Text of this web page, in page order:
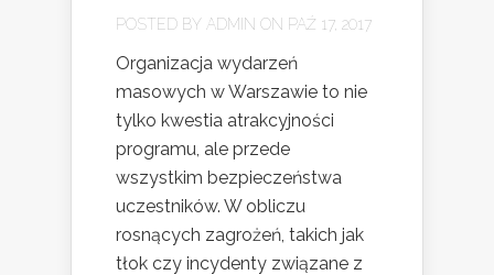
POSTED BY ADMIN ON PAŹ 17, 2017
Organizacja wydarzeń
masowych w Warszawie to nie
tylko kwestia atrakcyjności
programu, ale przede
wszystkim bezpieczeństwa
uczestników. W obliczu
rosnących zagrożeń, takich jak
tłok czy incydenty związane z